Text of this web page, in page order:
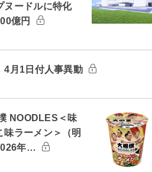
ードルに特化
億円
4月1日付人事異動
NOODLES＜味
味ラーメン＞（明
年…